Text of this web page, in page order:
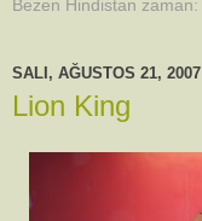
Bezen Hindistan zaman:
SALI, AĞUSTOS 21, 2007
Lion King